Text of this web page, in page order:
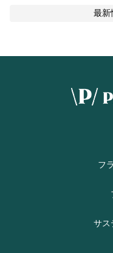
最新
フ
サス